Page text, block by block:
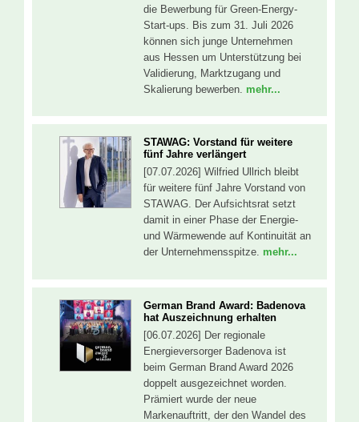
die Bewerbung für Green-Energy-
Start-ups. Bis zum 31. Juli 2026
können sich junge Unternehmen
aus Hessen um Unterstützung bei
Validierung, Marktzugang und
Skalierung bewerben. mehr...
STAWAG: Vorstand für weitere
fünf Jahre verlängert
[07.07.2026] Wilfried Ullrich bleibt
für weitere fünf Jahre Vorstand von
STAWAG. Der Aufsichtsrat setzt
damit in einer Phase der Energie-
und Wärmewende auf Kontinuität an
der Unternehmensspitze. mehr...
German Brand Award: Badenova
hat Auszeichnung erhalten
[06.07.2026] Der regionale
Energieversorger Badenova ist
beim German Brand Award 2026
doppelt ausgezeichnet worden.
Prämiert wurde der neue
Markenauftritt, der den Wandel des